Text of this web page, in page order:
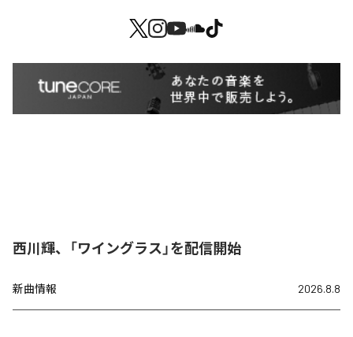
西川輝、「ワイングラス」を配信開始
新曲情報 2026.8.8